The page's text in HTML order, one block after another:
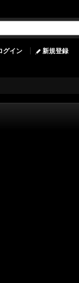
グイン 新規登録